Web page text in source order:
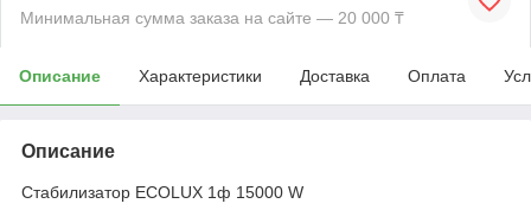
Минимальная сумма заказа на сайте — 20 000 ₸
Описание Характеристики Доставка Оплата
Описание
Стабилизатор ECOLUX 1ф 15000 W